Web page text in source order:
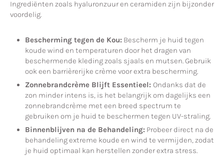
Ingrediënten zoals hyaluronzuur en ceramiden zijn bijzonder
voordelig.
Bescherming tegen de Kou: Bescherm je huid tegen
koude wind en temperaturen door het dragen van
beschermende kleding zoals sjaals en mutsen. Gebruik
ook een barrièrerijke crème voor extra bescherming.
Zonnebrandcrème Blijft Essentieel: Ondanks dat de
zon minder intens is, is het belangrijk om dagelijks een
zonnebrandcrème met een breed spectrum te
gebruiken om je huid te beschermen tegen UV-straling.
Binnenblijven na de Behandeling: Probeer direct na de
behandeling extreme koude en wind te vermijden, zodat
je huid optimaal kan herstellen zonder extra stress.